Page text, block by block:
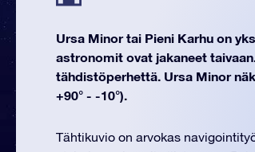
Ursa Minor tai Pieni Karhu on
astronomit ovat jakaneet
tähdistöperhettä. Ursa Minor
+90° - -10°).
Tähtikuvio on arvokas